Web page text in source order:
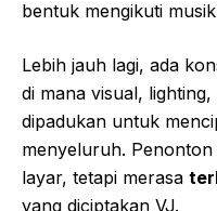
bentuk mengikuti
Lebih jauh lagi, ada
di mana visual,
dipadukan untuk
menyeluruh.
layar, tetapi merasa
yang diciptakan VJ.